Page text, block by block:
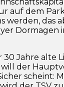
auf dem
werden, das
Dormagen
Jahre alte
der
scheint: